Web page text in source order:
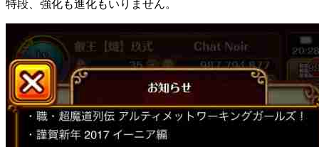
特段、強化も進化もいりません。